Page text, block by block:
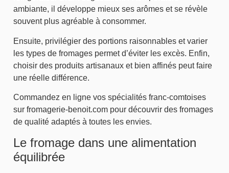
ambiante, il développe mieux ses arômes et se révèle
souvent plus agréable à consommer.
Ensuite, privilégier des portions raisonnables et varier
les types de fromages permet d’éviter les excès. Enfin,
choisir des produits artisanaux et bien affinés peut faire
une réelle différence.
Commandez en ligne vos spécialités franc-comtoises
sur fromagerie-benoit.com pour découvrir des fromages
de qualité adaptés à toutes les envies.
Le fromage dans une alimentation
équilibrée